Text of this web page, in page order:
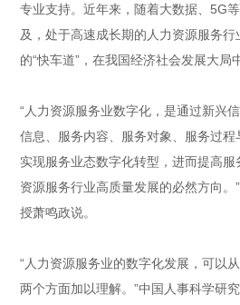
专业支持。近年来，随着大数据、5G
及，处于高速成长期的人力资源服务
的“快车道”，在我国经济社会发展大局
“人力资源服务业数字化，是通过新兴
信息、服务内容、服务对象、服务过程
实现服务业态数字化转型，进而提高
资源服务行业高质量发展的必然方向。
授萧鸣政说。
“人力资源服务业的数字化发展，可以
两个方面加以理解。”中国人事科学研